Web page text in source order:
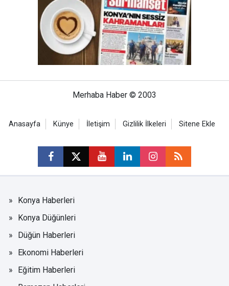
Merhaba Haber © 2003
Anasayfa Künye İletişim Gizlilik İlkeleri Sitene Ekle
Konya Haberleri
Konya Düğünleri
Düğün Haberleri
Ekonomi Haberleri
Eğitim Haberleri